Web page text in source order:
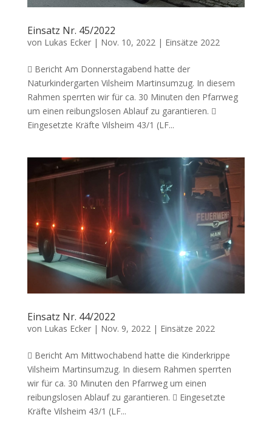
Einsatz Nr. 45/2022
von Lukas Ecker| Nov. 10, 2022| Einsätze 2022
 Bericht Am Donnerstagabend hatte der
Naturkindergarten Vilsheim Martinsumzug. In diesem
Rahmen sperrten wir für ca. 30 Minuten den Pfarrweg
um einen reibungslosen Ablauf zu garantieren. 
Eingesetzte Kräfte Vilsheim 43/1 (LF...
Einsatz Nr. 44/2022
von Lukas Ecker| Nov. 9, 2022| Einsätze 2022
 Bericht Am Mittwochabend hatte die Kinderkrippe
Vilsheim Martinsumzug. In diesem Rahmen sperrten
wir für ca. 30 Minuten den Pfarrweg um einen
reibungslosen Ablauf zu garantieren.  Eingesetzte
Kräfte Vilsheim 43/1 (LF...